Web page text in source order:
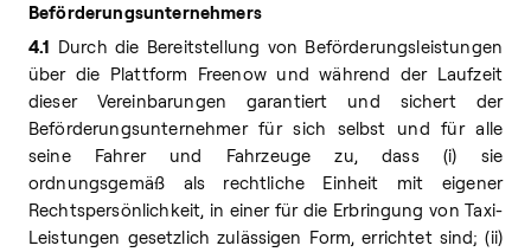
Beförderungsunternehmers
4.1 Durch die Bereitstellung von Beförderungsleistungen
über die Plattform Freenow und während der Laufzeit
dieser Vereinbarungen garantiert und sichert der
Beförderungsunternehmer für sich selbst und für alle
seine Fahrer und Fahrzeuge zu, dass (i) sie
ordnungsgemäß als rechtliche Einheit mit eigener
Rechtspersönlichkeit, in einer für die Erbringung von Taxi-
Leistungen gesetzlich zulässigen Form, errichtet sind; (ii)